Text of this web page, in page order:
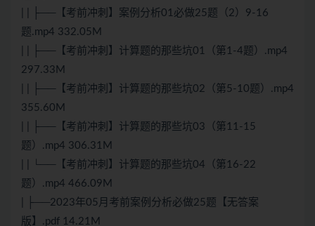
| | ├──【考前冲刺】案例分析01必做25题（2）9-16
题.mp4 332.05M
| | ├──【考前冲刺】计算题的那些坑01（第1-4题）.mp4
297.33M
| | ├──【考前冲刺】计算题的那些坑02（第5-10题）.mp4
355.60M
| | ├──【考前冲刺】计算题的那些坑03（第11-15
题）.mp4 306.31M
| | └──【考前冲刺】计算题的那些坑04（第16-22
题）.mp4 466.09M
| ├──2023年05月考前案例分析必做25题【无答案
版】.pdf 14.21M